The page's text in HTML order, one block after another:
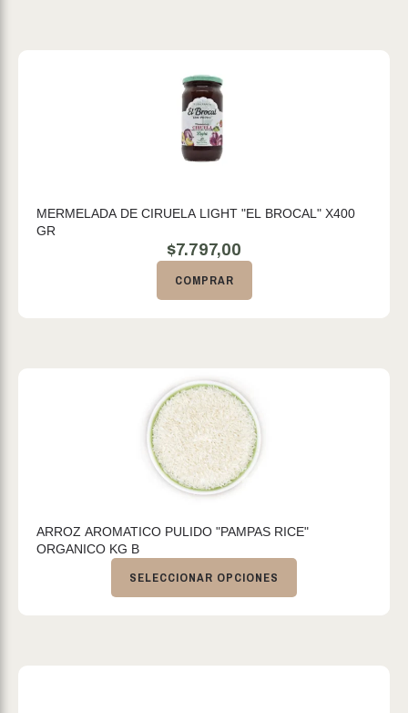
MERMELADA DE CIRUELA LIGHT "EL BROCAL" X400
GR
$7.797,00
COMPRAR
ARROZ AROMATICO PULIDO "PAMPAS RICE"
ORGANICO KG B
SELECCIONAR OPCIONES